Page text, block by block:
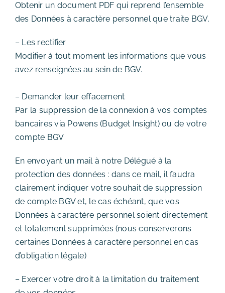
Obtenir un document PDF qui reprend l’ensemble
des Données à caractère personnel que traite BGV.
– Les rectifier
Modifier à tout moment les informations que vous
avez renseignées au sein de BGV.
– Demander leur effacement
Par la suppression de la connexion à vos comptes
bancaires via Powens (Budget Insight) ou de votre
compte BGV
En envoyant un mail à notre Délégué à la
protection des données : dans ce mail, il faudra
clairement indiquer votre souhait de suppression
de compte BGV et, le cas échéant, que vos
Données à caractère personnel soient directement
et totalement supprimées (nous conserverons
certaines Données à caractère personnel en cas
d’obligation légale)
– Exercer votre droit à la limitation du traitement